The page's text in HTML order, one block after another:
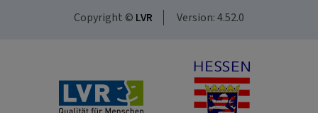
Copyright © LVR Version: 4.52.0